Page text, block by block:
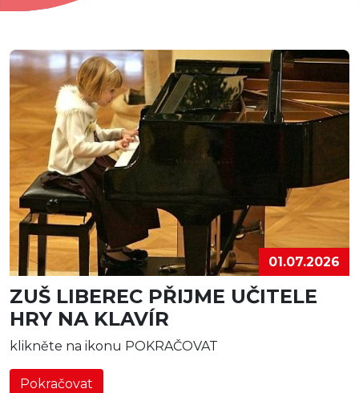
ZUŠ LIBEREC PŘIJME UČITELE
HRY NA KLAVÍR
01.07.2026
klikněte na ikonu POKRAČOVAT
Pokračovat